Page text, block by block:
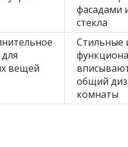
фасадами
стекла
вещей
Стильные
общий
комнаты